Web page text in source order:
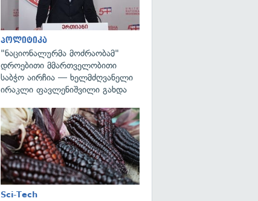
პოლიტიკა
"ნაციონალურმა მოძრაობამ"
დროებითი მმართველობითი
საბჭო აირჩია — ხელმძღვანელი
ირაკლი ფავლენიშვილი გახდა
Sci-Tech